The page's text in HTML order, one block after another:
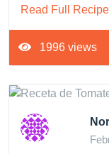
Read Full Recipe
1996 views